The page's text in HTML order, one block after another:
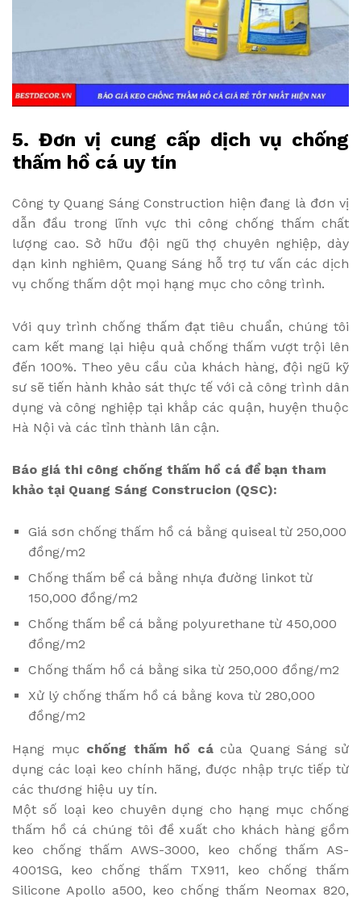
5. Đơn vị cung cấp dịch vụ chống
thấm hồ cá uy tín
Công ty Quang Sáng Construction hiện đang là đơn vị
dẫn đầu trong lĩnh vực thi công chống thấm chất
lượng cao. Sở hữu đội ngũ thợ chuyên nghiệp, dày
dạn kinh nghiêm, Quang Sáng hỗ trợ tư vấn các dịch
vụ chống thấm dột mọi hạng mục cho công trình.
Với quy trình chống thấm đạt tiêu chuẩn, chúng tôi
cam kết mang lại hiệu quả chống thấm vượt trội lên
đến 100%. Theo yêu cầu của khách hàng, đội ngũ kỹ
sư sẽ tiến hành khảo sát thực tế với cả công trình dân
dụng và công nghiệp tại khắp các quận, huyện thuộc
Hà Nội và các tỉnh thành lân cận.
Báo giá thi công chống thấm hồ cá để bạn tham
khảo tại Quang Sáng Construcion (QSC):
Giá sơn chống thấm hồ cá bằng quiseal từ 250,000
đồng/m2
Chống thấm bể cá bằng nhựa đường linkot từ
150,000 đồng/m2
Chống thấm bể cá bằng polyurethane từ 450,000
đồng/m2
Chống thấm hồ cá bằng sika từ 250,000 đồng/m2
Xử lý chống thấm hồ cá bằng kova từ 280,000
đồng/m2
Hạng mục chống thấm hồ cácủa Quang Sáng sử
dụng các loại keo chính hãng, được nhập trực tiếp từ
các thương hiệu uy tín.
Một số loại keo chuyên dụng cho hạng mục chống
thấm hồ cá chúng tôi đề xuất cho khách hàng gồm
keo chống thấm AWS-3000, keo chống thấm AS-
4001SG, keo chống thấm TX911, keo chống thấm
Silicone Apollo a500, keo chống thấm Neomax 820,